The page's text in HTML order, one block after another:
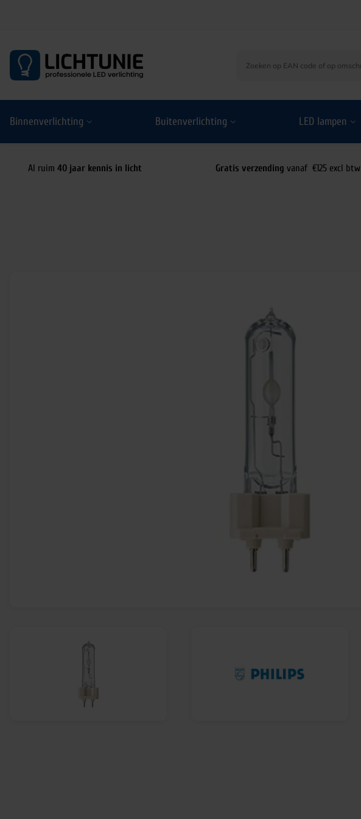
Binnenverlichting Buitenverlichting LED lampen
Al ruim 40 jaar kennis in licht Gratis verzending vanaf €125 excl btw